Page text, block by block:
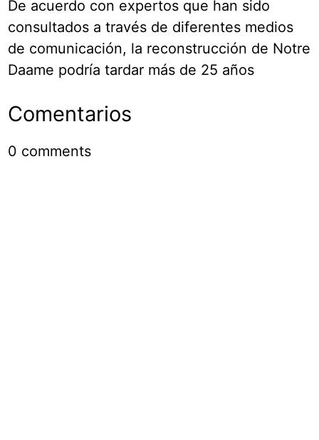
De acuerdo con expertos que han sido
consultados a través de diferentes medios
de comunicación, la reconstrucción de Notre
Daame podría tardar más de 25 años
Comentarios
0 comments